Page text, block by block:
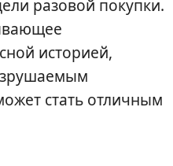
разовой покупки.
историей,
стать отличным